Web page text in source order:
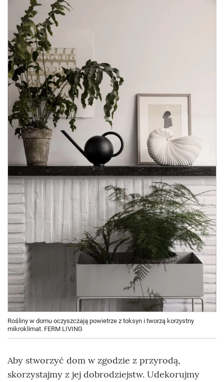
Rośliny w domu oczyszczają powietrze z toksyn i tworzą korzystny
mikroklimat. FERM LIVING
Aby stworzyć dom w zgodzie z przyrodą,
skorzystajmy z jej dobrodziejstw. Udekorujmy